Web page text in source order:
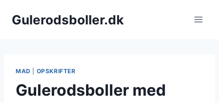
Gulerodsboller.dk
MAD OPSKRIFTER
Gulerodsboller med